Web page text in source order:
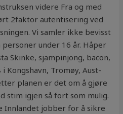
videre Fra og med
2faktor autentisering ved
Vi samler ikke bevisst
under 16 år. Håper
Skinke, sjampinjong, bacon,
Kongshavn, Tromøy, Aust-
planen er det om å gjøre
stim igjen så fort som mulig.
Innlandet jobber for å sikre